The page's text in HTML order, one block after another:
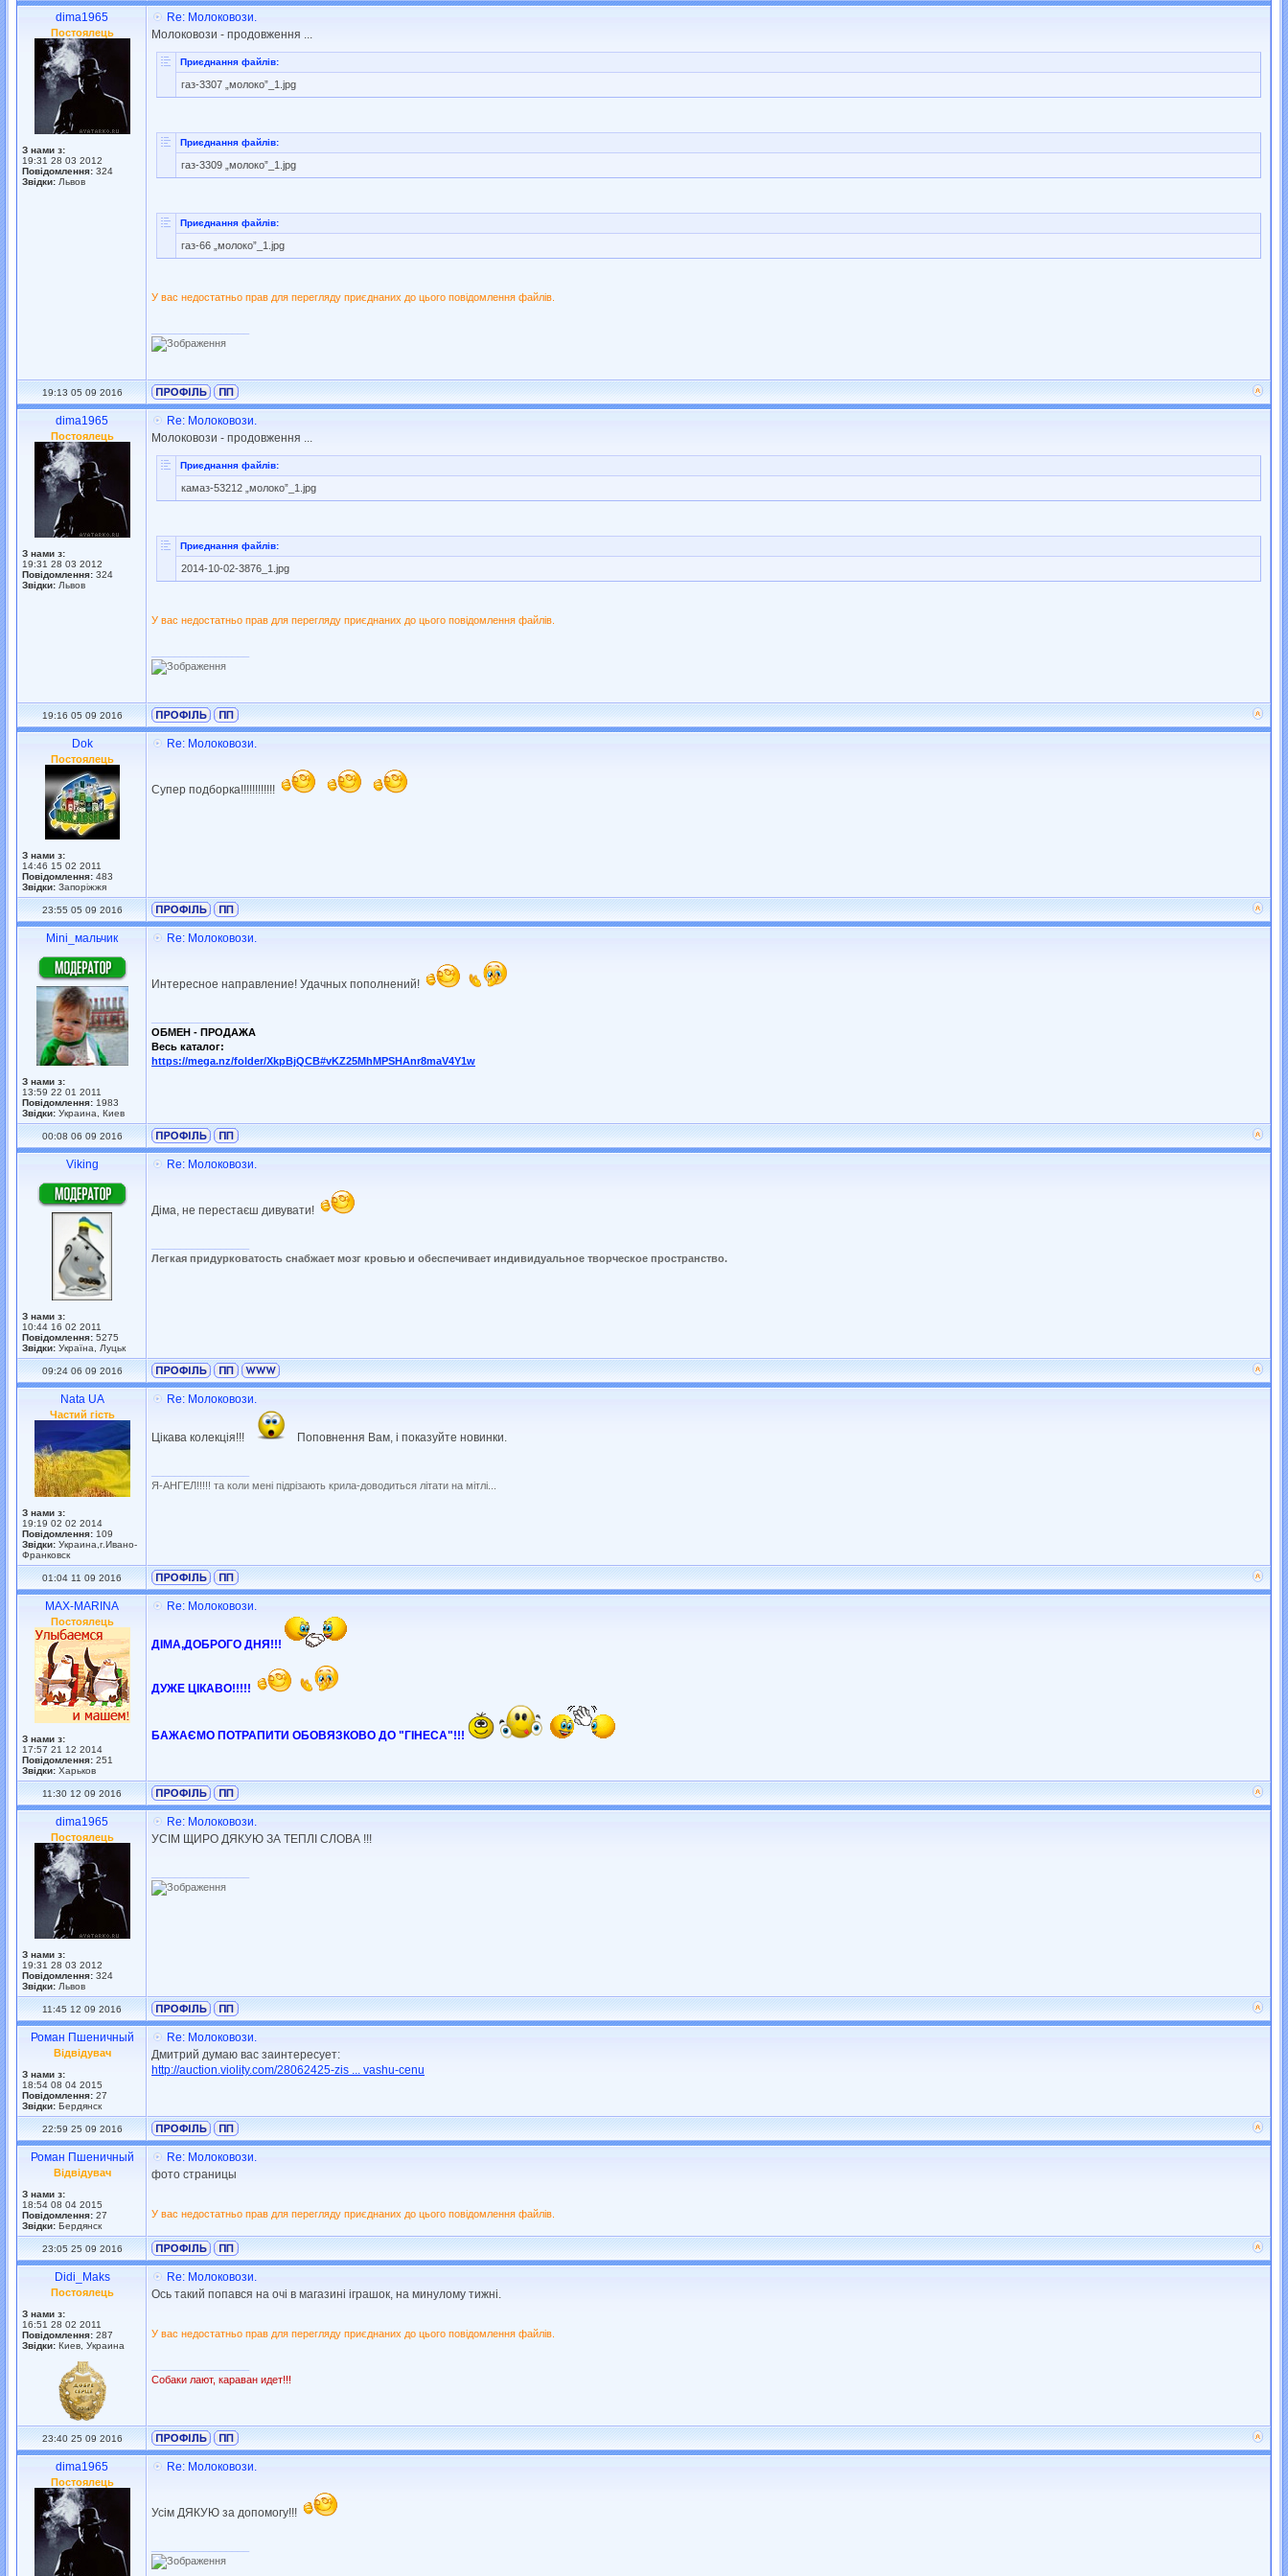
dima1965
Постоялець
З нами з:
19:31 28 03 2012
Повідомлення: 324
Звідки: Львов
Re: Молоковози.
Молоковози - продовження ...
Приєднання файлів:
газ-3307 „молоко”_1.jpg
Приєднання файлів:
газ-3309 „молоко”_1.jpg
Приєднання файлів:
газ-66 „молоко”_1.jpg
У вас недостатньо прав для перегляду приєднаних до цього повідомлення файлів.
19:13 05 09 2016
dima1965
Постоялець
З нами з:
19:31 28 03 2012
Повідомлення: 324
Звідки: Львов
Re: Молоковози.
Молоковози - продовження ...
Приєднання файлів:
камаз-53212 „молоко”_1.jpg
Приєднання файлів:
2014-10-02-3876_1.jpg
У вас недостатньо прав для перегляду приєднаних до цього повідомлення файлів.
19:16 05 09 2016
Dok
Постоялець
З нами з:
14:46 15 02 2011
Повідомлення: 483
Звідки: Запоріжжя
Re: Молоковози.
Супер подборка!!!!!!!!!!!!
23:55 05 09 2016
Mini_мальчик
З нами з:
13:59 22 01 2011
Повідомлення: 1983
Звідки: Украина, Киев
Re: Молоковози.
Интересное направление! Удачных пополнений!
ОБМЕН - ПРОДАЖА
Весь каталог:
https://mega.nz/folder/XkpBjQCB#vKZ25MhMPSHAnr8maV4Y1w
00:08 06 09 2016
Viking
З нами з:
10:44 16 02 2011
Повідомлення: 5275
Звідки: Україна, Луцьк
Re: Молоковози.
Діма, не перестаєш дивувати!
Легкая придурковатость снабжает мозг кровью и обеспечивает индивидуальное творческое пространство.
09:24 06 09 2016
Nata UA
Частий гість
З нами з:
19:19 02 02 2014
Повідомлення: 109
Звідки: Украина,г.Ивано-
Франковск
Re: Молоковози.
Цікава колекція!!! Поповнення Вам, і показуйте новинки.
Я-АНГЕЛ!!!!! та коли мені підрізають крила-доводиться літати на мітлі...
01:04 11 09 2016
MAX-MARINA
Постоялець
З нами з:
17:57 21 12 2014
Повідомлення: 251
Звідки: Харьков
Re: Молоковози.
ДІМА,ДОБРОГО ДНЯ!!!
ДУЖЕ ЦІКАВО!!!!!
БАЖАЄМО ПОТРАПИТИ ОБОВЯЗКОВО ДО "ГІНЕСА"!!!
11:30 12 09 2016
dima1965
Постоялець
З нами з:
19:31 28 03 2012
Повідомлення: 324
Звідки: Львов
Re: Молоковози.
УСІМ ЩИРО ДЯКУЮ ЗА ТЕПЛІ СЛОВА !!!
11:45 12 09 2016
Роман Пшеничный
Відвідувач
З нами з:
18:54 08 04 2015
Повідомлення: 27
Звідки: Бердянск
Re: Молоковози.
Дмитрий думаю вас заинтересует:
http://auction.violity.com/28062425-zis ... vashu-cenu
22:59 25 09 2016
Роман Пшеничный
Відвідувач
З нами з:
18:54 08 04 2015
Повідомлення: 27
Звідки: Бердянск
Re: Молоковози.
фото страницы
У вас недостатньо прав для перегляду приєднаних до цього повідомлення файлів.
23:05 25 09 2016
Didi_Maks
Постоялець
З нами з:
16:51 28 02 2011
Повідомлення: 287
Звідки: Киев, Украина
Re: Молоковози.
Ось такий попався на очі в магазині іграшок, на минулому тижні.
У вас недостатньо прав для перегляду приєднаних до цього повідомлення файлів.
Собаки лают, караван идет!!!
23:40 25 09 2016
dima1965
Постоялець
Re: Молоковози.
Усім ДЯКУЮ за допомогу!!!